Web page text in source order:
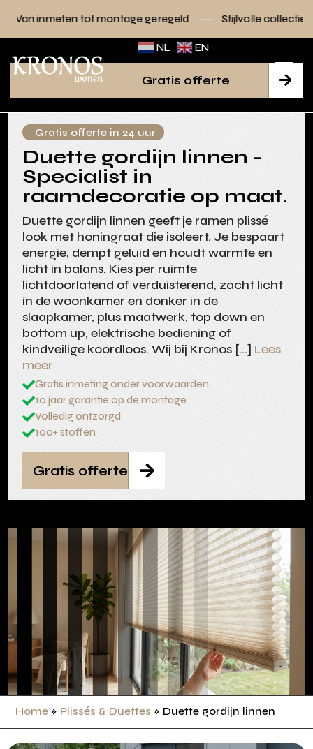
montage geregeld Stijlvolle collecties voor elk
NL EN

Gratis offerte
Gratis offerte in 24 uur
Duette gordijn linnen -
Specialist in
raamdecoratie op maat.
Duette gordijn linnen geeft je ramen plissé
look met honingraat die isoleert. Je bespaart
energie, dempt geluid en houdt warmte en
licht in balans. Kies per ruimte
lichtdoorlatend of verduisterend, zacht licht
in de woonkamer en donker in de
slaapkamer, plus maatwerk, top down en
bottom up, elektrische bediening of
kindveilige koordloos. Wij bij Kronos […] Lees
meer
Gratis inmeting onder voorwaarden
10 jaar garantie op de montage
Volledig ontzorgd
100+ stoffen

Gratis offerte
Home » Plissés & Duettes » Duette gordijn linnen